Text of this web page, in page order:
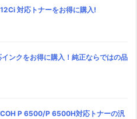
対応トナーをお得に購入!
ンクをお得に購入！純正ならではの品
P 6500/P 6500H対応トナーの汎